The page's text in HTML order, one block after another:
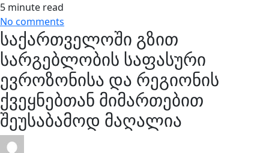
5 minute read
No comments
საქართველოში გზით
სარგებლობის საფასური
ევროზონისა და რეგიონის
ქვეყნებთან მიმართებით
შეუსაბამოდ მაღალია